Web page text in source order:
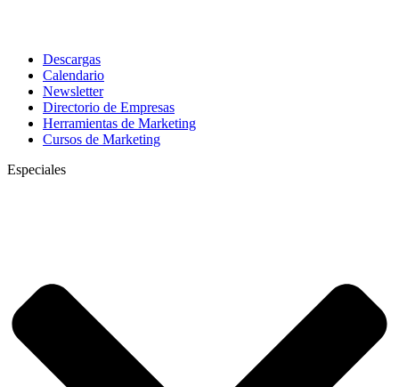
Descargas
Calendario
Newsletter
Directorio de Empresas
Herramientas de Marketing
Cursos de Marketing
Especiales